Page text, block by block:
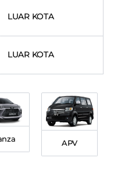
LUAR KOTA
LUAR KOTA
APV